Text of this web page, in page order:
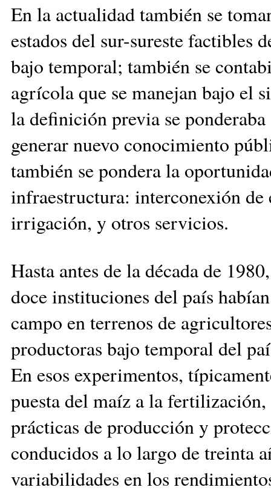
En la actualidad también se
estados del sur-sur­es­te factibles
bajo temporal; también se
agrícola que se manejan bajo el
la definición previa se
generar nuevo co­no­ci­mien­to
también se pondera la
infraestructura: interconexión de
irrigación, y otros servicios.
Hasta antes de la década de
doce institu­cio­nes del país
campo en terrenos de
pro­duc­toras bajo temporal del
En esos experimentos,
puesta del maíz a la
prácticas de pro­ducción y
conducidos a lo largo de trein­ta
variabilidades en los